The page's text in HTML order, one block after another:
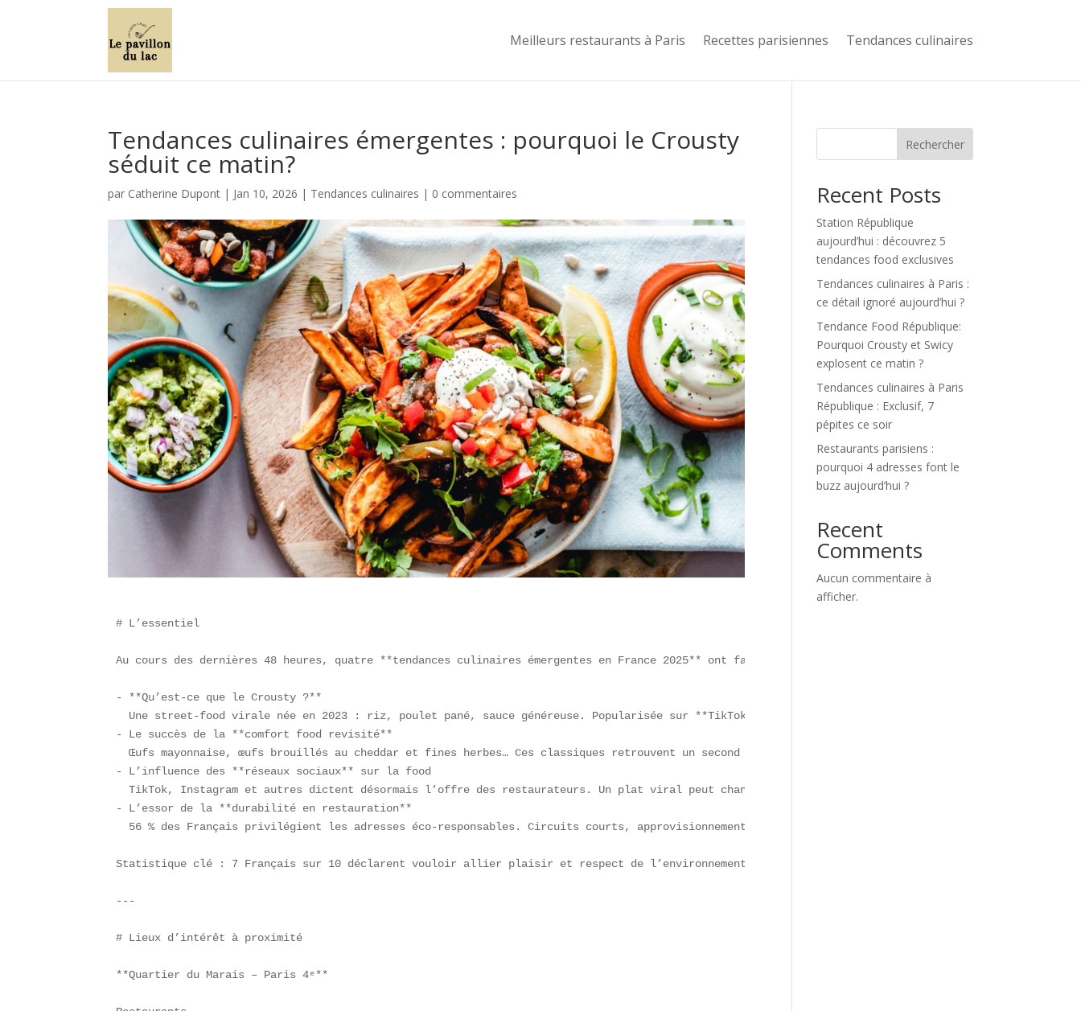
Meilleurs restaurants à Paris Recettes parisiennes Tendances culinaires
Tendances culinaires émergentes : pourquoi le Crousty
séduit ce matin?
par Catherine Dupont | Jan 10, 2026 | Tendances culinaires | 0 commentaires
# L’essentiel
Au cours des dernières 48 heures, quatre **tendances culinaires émergentes en France 2025** ont fait sensation :
- **Qu’est-ce que le Crousty ?**
Une street-food virale née en 2023 : riz, poulet pané, sauce généreuse. Popularisée sur **TikTok**, elle attire la génération Z… et les critiques
- Le succès de la **comfort food revisité**
Œufs mayonnaise, œufs brouillés au cheddar et fines herbes… Ces classiques retrouvent un second souffle, dopés par des versions modernes et
- L’influence des **réseaux sociaux** sur la food
  TikTok, Instagram et autres dictent désormais l’offre des restaurateurs. Un plat viral peut changer un menu du jour au lendemain.
- L’essor de la **durabilité en restauration**
56 % des Français privilégient les adresses éco-responsables. Circuits courts, approvisionnement local et zéro déchet s’imposent chez les chefs
Statistique clé : 7 Français sur 10 déclarent vouloir allier plaisir et respect de l’environnement dans leurs repas.
---
# Lieux d’intérêt à proximité
**Quartier du Marais – Paris 4ᵉ**
Rechercher
Recent Posts
Station République
aujourd’hui : découvrez 5
tendances food exclusives
Tendances culinaires à Paris :
ce détail ignoré aujourd’hui ?
Tendance Food République:
Pourquoi Crousty et Swicy
explosent ce matin ?
Tendances culinaires à Paris
République : Exclusif, 7
pépites ce soir
Restaurants parisiens :
pourquoi 4 adresses font le
buzz aujourd’hui ?
Recent
Comments
Aucun commentaire à
afficher.